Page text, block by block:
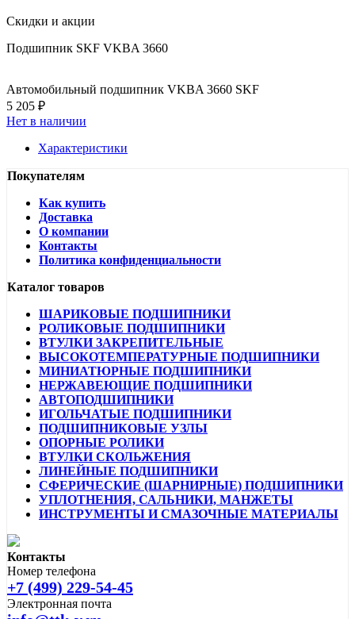
Скидки и акции
Подшипник SKF VKBA 3660
Автомобильный подшипник VKBA 3660 SKF
5 205 ₽
Нет в наличии
Характеристики
Покупателям
Как купить
Доставка
О компании
Контакты
Политика конфиденциальности
Каталог товаров
ШАРИКОВЫЕ ПОДШИПНИКИ
РОЛИКОВЫЕ ПОДШИПНИКИ
ВТУЛКИ ЗАКРЕПИТЕЛЬНЫЕ
ВЫСОКОТЕМПЕРАТУРНЫЕ ПОДШИПНИКИ
МИНИАТЮРНЫЕ ПОДШИПНИКИ
НЕРЖАВЕЮЩИЕ ПОДШИПНИКИ
АВТОПОДШИПНИКИ
ИГОЛЬЧАТЫЕ ПОДШИПНИКИ
ПОДШИПНИКОВЫЕ УЗЛЫ
ОПОРНЫЕ РОЛИКИ
ВТУЛКИ СКОЛЬЖЕНИЯ
ЛИНЕЙНЫЕ ПОДШИПНИКИ
СФЕРИЧЕСКИЕ (ШАРНИРНЫЕ) ПОДШИПНИКИ
УПЛОТНЕНИЯ, САЛЬНИКИ, МАНЖЕТЫ
ИНСТРУМЕНТЫ И СМАЗОЧНЫЕ МАТЕРИАЛЫ
Контакты
Номер телефона
+7 (499) 229-54-45
Электронная почта